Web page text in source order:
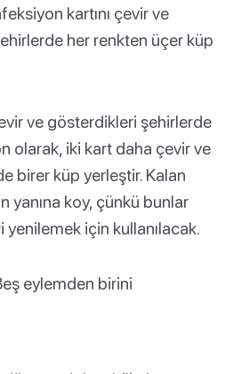
kartını çevir ve
her renkten üçer küp
ve gösterdikleri şehirlerde
olarak, iki kart daha çevir ve
birer küp yerleştir. Kalan
yanına koy, çünkü bunlar
yenilemek için kullanılacak.
eylemden birini